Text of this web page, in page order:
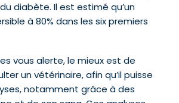
diabète. Il est estimé qu’un
à 80% dans les six premiers
vous alerte, le mieux est de
un vétérinaire, afin qu’il puisse
notamment grâce à des